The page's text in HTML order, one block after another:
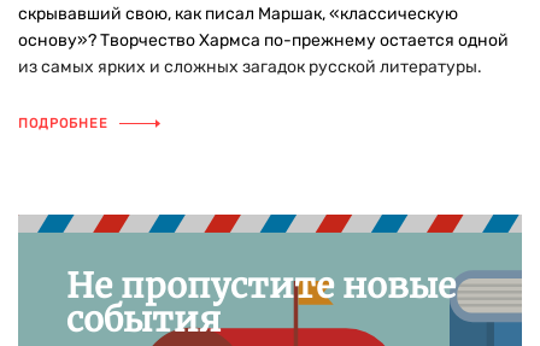
скрывавший свою, как писал Маршак, «классическую
основу»? Творчество Хармса по-прежнему остается одной
из самых ярких и сложных загадок русской литературы.
ПОДРОБНЕЕ
Не пропустите новые
события